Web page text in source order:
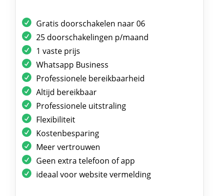
Gratis doorschakelen naar 06
25 doorschakelingen p/maand
1 vaste prijs
Whatsapp Business
Professionele bereikbaarheid
Altijd bereikbaar
Professionele uitstraling
Flexibiliteit
Kostenbesparing
Meer vertrouwen
Geen extra telefoon of app
ideaal voor website vermelding